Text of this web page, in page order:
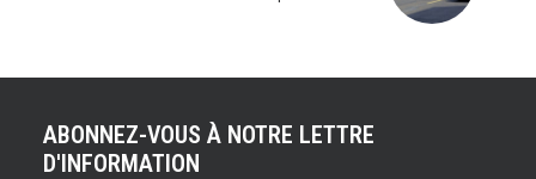
ABONNEZ-VOUS À NOTRE LETTRE
D'INFORMATION